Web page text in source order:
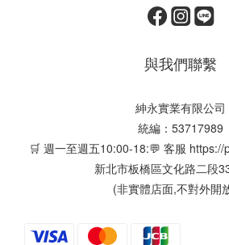
與我們聯繫
紳永實業有限公司
統編：53717989
🛒 週一至週五10:00-18:💬 客服 https://
新北市板橋區文化路二段
(非實體店面,不對外開